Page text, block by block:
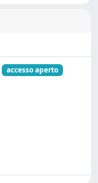
accesso aperto